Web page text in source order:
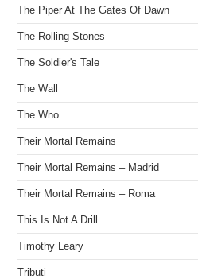
The Piper At The Gates Of Dawn
The Rolling Stones
The Soldier's Tale
The Wall
The Who
Their Mortal Remains
Their Mortal Remains – Madrid
Their Mortal Remains – Roma
This Is Not A Drill
Timothy Leary
Tributi